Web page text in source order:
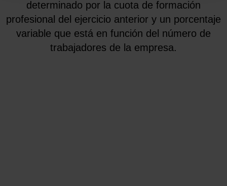
determinado por la cuota de formación
profesional del ejercicio anterior y un porcentaje
variable que está en función del número de
trabajadores de la empresa.